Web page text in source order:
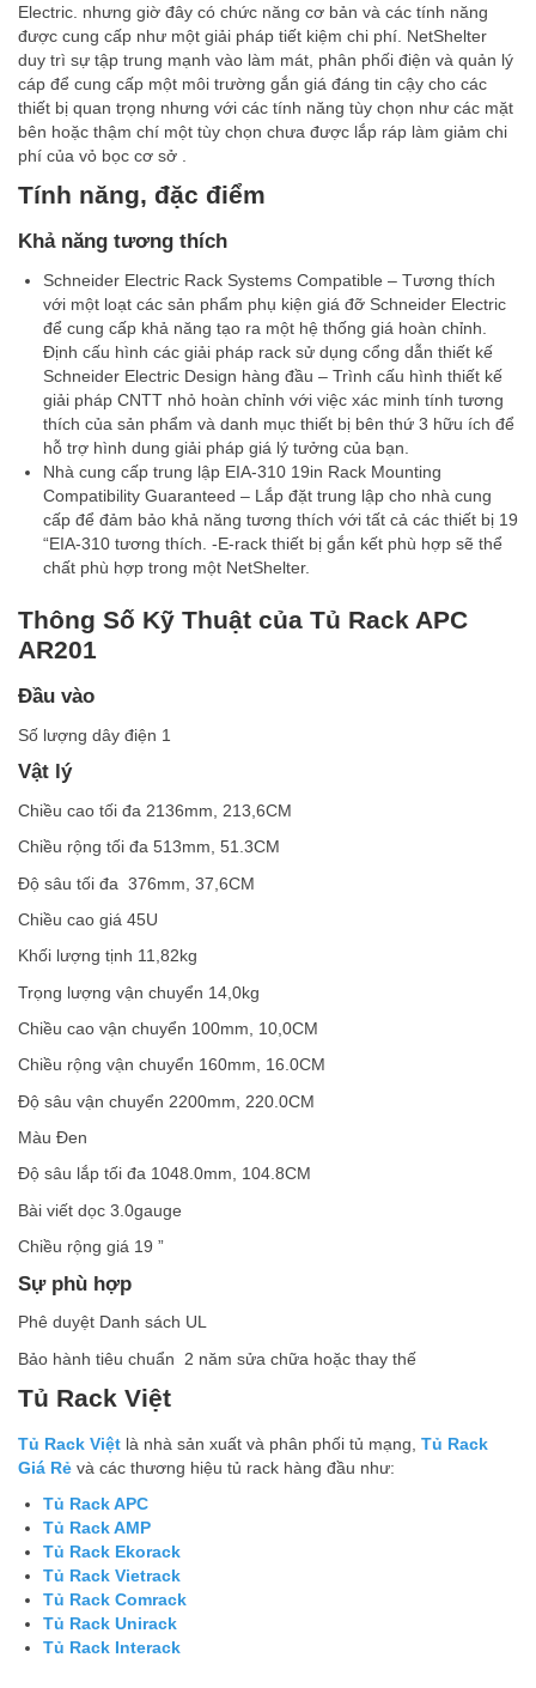
Electric. nhưng giờ đây có chức năng cơ bản và các tính năng
được cung cấp như một giải pháp tiết kiệm chi phí. NetShelter
duy trì sự tập trung mạnh vào làm mát, phân phối điện và quản lý
cáp để cung cấp một môi trường gắn giá đáng tin cậy cho các
thiết bị quan trọng nhưng với các tính năng tùy chọn như các mặt
bên hoặc thậm chí một tùy chọn chưa được lắp ráp làm giảm chi
phí của vỏ bọc cơ sở .
Tính năng, đặc điểm
Khả năng tương thích
Schneider Electric Rack Systems Compatible – Tương thích
với một loạt các sản phẩm phụ kiện giá đỡ Schneider Electric
để cung cấp khả năng tạo ra một hệ thống giá hoàn chỉnh.
Định cấu hình các giải pháp rack sử dụng cổng dẫn thiết kế
Schneider Electric Design hàng đầu – Trình cấu hình thiết kế
giải pháp CNTT nhỏ hoàn chỉnh với việc xác minh tính tương
thích của sản phẩm và danh mục thiết bị bên thứ 3 hữu ích để
hỗ trợ hình dung giải pháp giá lý tưởng của bạn.
Nhà cung cấp trung lập EIA-310 19in Rack Mounting
Compatibility Guaranteed – Lắp đặt trung lập cho nhà cung
cấp để đảm bảo khả năng tương thích với tất cả các thiết bị 19
“EIA-310 tương thích. -E-rack thiết bị gắn kết phù hợp sẽ thể
chất phù hợp trong một NetShelter.
Thông Số Kỹ Thuật của Tủ Rack APC
AR201
Đầu vào
Số lượng dây điện 1
Vật lý
Chiều cao tối đa 2136mm, 213,6CM
Chiều rộng tối đa 513mm, 51.3CM
Độ sâu tối đa 376mm, 37,6CM
Chiều cao giá 45U
Khối lượng tịnh 11,82kg
Trọng lượng vận chuyển 14,0kg
Chiều cao vận chuyển 100mm, 10,0CM
Chiều rộng vận chuyển 160mm, 16.0CM
Độ sâu vận chuyển 2200mm, 220.0CM
Màu Đen
Độ sâu lắp tối đa 1048.0mm, 104.8CM
Bài viết dọc 3.0gauge
Chiều rộng giá 19 ”
Sự phù hợp
Phê duyệt Danh sách UL
Bảo hành tiêu chuẩn 2 năm sửa chữa hoặc thay thế
Tủ Rack Việt
Tủ Rack Việt là nhà sản xuất và phân phối tủ mạng, Tủ Rack
Giá Rẻ và các thương hiệu tủ rack hàng đầu như:
Tủ Rack APC
Tủ Rack AMP
Tủ Rack Ekorack
Tủ Rack Vietrack
Tủ Rack Comrack
Tủ Rack Unirack
Tủ Rack Interack